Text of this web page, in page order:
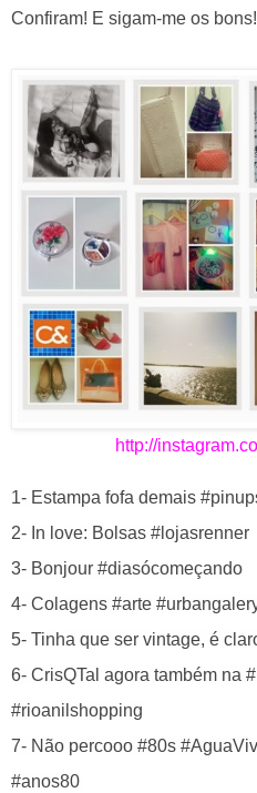
Confiram! E sigam-me os bons!
http://
1- Estampa fofa demais
2- In love: Bolsas #lojasrenner
3- Bonjour #diasócomeçando
4- Colagens #arte
5- Tinha que ser vintage, é
6- CrisQTal agora também na
#rioanilshopping
7- Não percooo #80s
#anos80